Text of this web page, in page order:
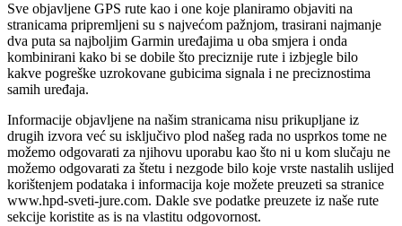
Sve objavljene GPS rute kao i one koje planiramo objaviti na
stranicama pripremljeni su s najvećom pažnjom, trasirani najmanje
dva puta sa najboljim Garmin uređajima u oba smjera i onda
kombinirani kako bi se dobile što preciznije rute i izbjegle bilo
kakve pogreške uzrokovane gubicima signala i ne preciznostima
samih uređaja.
Informacije objavljene na našim stranicama nisu prikupljane iz
drugih izvora već su isključivo plod našeg rada no usprkos tome ne
možemo odgovarati za njihovu uporabu kao što ni u kom slučaju ne
možemo odgovarati za štetu i nezgode bilo koje vrste nastalih uslijed
korištenjem podataka i informacija koje možete preuzeti sa stranice
www.hpd-sveti-jure.com. Dakle sve podatke preuzete iz naše rute
sekcije koristite as is na vlastitu odgovornost.